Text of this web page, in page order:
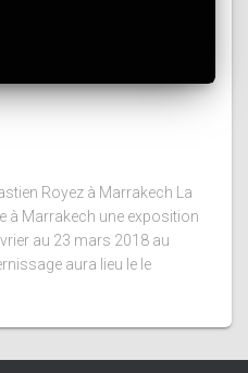
Royez à Marrakech La
à Marrakech une exposition
au 23 mars 2018 au
aura lieu le le